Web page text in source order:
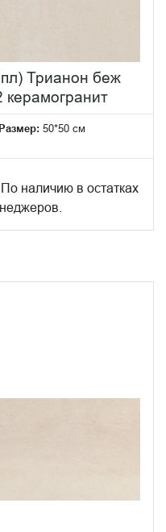
Трианон беж
керамогранит
Размер: 50*50 см
наличию в остатках